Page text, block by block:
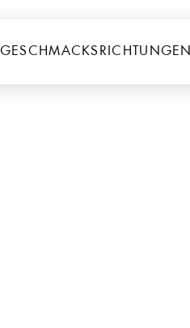
GESCHMACKSRICHTUNGEN